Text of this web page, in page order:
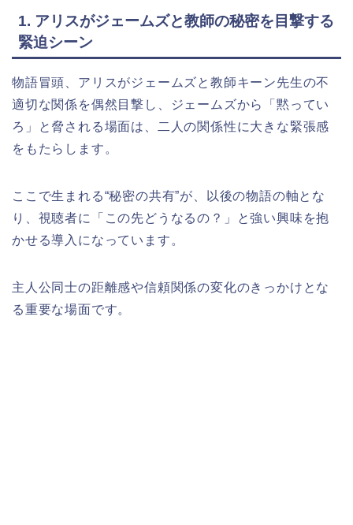
1. アリスがジェームズと教師の秘密を目撃する
緊迫シーン
物語冒頭、アリスがジェームズと教師キーン先生の不
適切な関係を偶然目撃し、ジェームズから「黙ってい
ろ」と脅される場面は、二人の関係性に大きな緊張感
をもたらします。
ここで生まれる“秘密の共有”が、以後の物語の軸とな
り、視聴者に「この先どうなるの？」と強い興味を抱
かせる導入になっています。
主人公同士の距離感や信頼関係の変化のきっかけとな
る重要な場面です。